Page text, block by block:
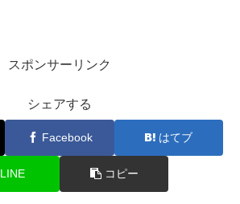
スポンサーリンク
シェアする
Facebook はてブ
LINE コピー